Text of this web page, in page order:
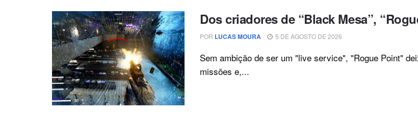
Dos criadores de “Black Mesa”,
POR LUCAS MOURA 5 DE AGOSTO DE 2026
Sem ambição de ser um "live service", "Rogue Point"
missões e,...